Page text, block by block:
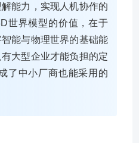
能力，实现人机协作的
世界模型的价值，在于
能与物理世界的基础能
大型企业才能负担的定
了中小厂商也能采用的